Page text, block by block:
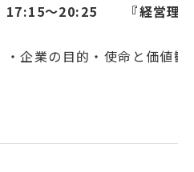
17:15～20:25 『経営理
・企業の目的・使命と価値